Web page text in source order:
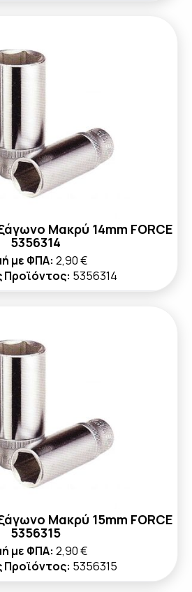
Μακρύ 14mm FORCE
5356314
με ΦΠΑ: 2,90 €
Προϊόντος: 5356314
Μακρύ 15mm FORCE
5356315
με ΦΠΑ: 2,90 €
Προϊόντος: 5356315